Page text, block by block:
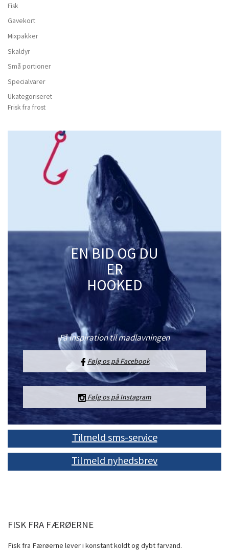
Fisk
Gavekort
Mixpakker
Skaldyr
Små portioner
Specialvarer
Ukategoriseret
Frisk fra frost
EN BID OG DU
ER
HOOKED
Få inspiration til madlavningen
Følg os på Facebook
Følg os på Instagram
Tilmeld sms-service
Tilmeld nyhedsbrev
FISK FRA FÆRØERNE
Fisk fra Færøerne lever i konstant koldt og dybt farvand.